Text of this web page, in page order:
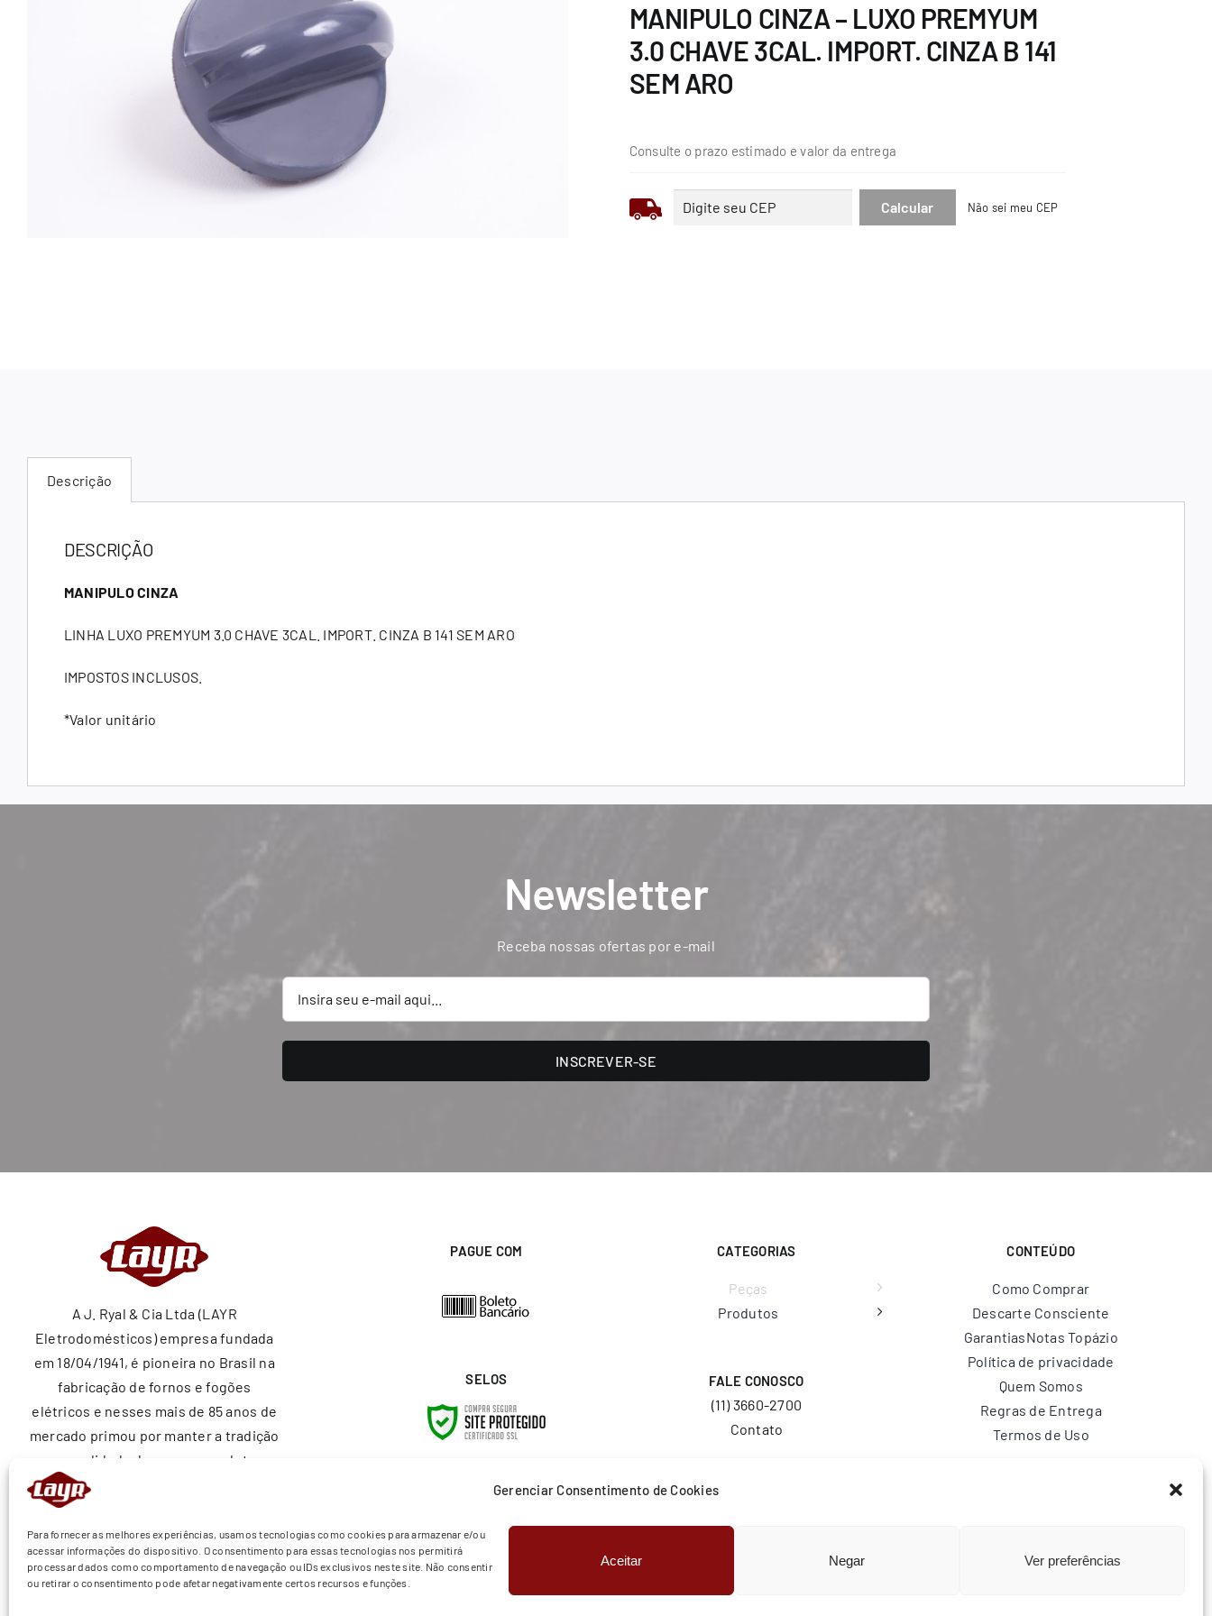
Gerenciar Consentimento de Cookies
Para fornecer as melhores experiências, usamos tecnologias como cookies para armazenar e/ou
acessar informações do dispositivo. O consentimento para essas tecnologias nos permitirá
processar dados como comportamento de navegação ou IDs exclusivos neste site. Não consentir
ou retirar o consentimento pode afetar negativamente certos recursos e funções.
Aceitar Negar Ver preferências
MANIPULO CINZA – LUXO PREMYUM
3.0 CHAVE 3CAL. IMPORT. CINZA B 141
SEM ARO
Consulte o prazo estimado e valor da entrega
Não sei meu CEP
Descrição
DESCRIÇÃO
MANIPULO CINZA
LINHA LUXO PREMYUM 3.0 CHAVE 3CAL. IMPORT. CINZA B 141 SEM ARO
IMPOSTOS INCLUSOS.
*Valor unitário
Newsletter
Receba nossas ofertas por e-mail
INSCREVER-SE
A J. Ryal & Cia Ltda (LAYR
Eletrodomésticos) empresa fundada
em 18/04/1941, é pioneira no Brasil na
fabricação de fornos e fogões
elétricos e nesses mais de 85 anos de
mercado primou por manter a tradição
e a qualidade de nossos produtos
ajudando a construir sonhos nos lares
PAGUE COM
SELOS
CATEGORIAS
Peças
Produtos
FALE CONOSCO
(11) 3660-2700
Contato
vendas@layr.com.br
CONTEÚDO
Como Comprar
Descarte Consciente
GarantiasNotas Topázio
Política de privacidade
Quem Somos
Regras de Entrega
Termos de Uso
© Copyright 2026 | Todos os direitos reservados | Layr